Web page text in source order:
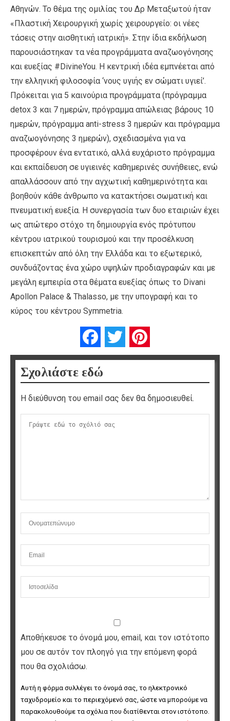
Αθηνών. Το θέμα της ομιλίας του Δρ Μεταξωτού ήταν
«Πλαστική Χειρουργική χωρίς χειρουργείο: οι νέες
τάσεις στην αισθητική ιατρική». Στην ίδια εκδήλωση
παρουσιάστηκαν τα νέα προγράμματα αναζωογόνησης
και ευεξίας #DivineYou. Η κεντρική ιδέα εμπνέεται από
την ελληνική φιλοσοφία ‘νους υγιής εν σώματι υγιεί’.
Πρόκειται για 5 καινούρια προγράμματα (πρόγραμμα
detox 3 και 7 ημερών, πρόγραμμα απώλειας βάρους 10
ημερών, πρόγραμμα anti-stress 3 ημερών και πρόγραμμα
αναζωογόνησης 3 ημερών), σχεδιασμένα για να
προσφέρουν ένα εντατικό, αλλά ευχάριστο πρόγραμμα
και εκπαίδευση σε υγιεινές καθημερινές συνήθειες, ενώ
απαλλάσσουν από την αγχωτική καθημερινότητα και
βοηθούν κάθε άνθρωπο να κατακτήσει σωματική και
πνευματική ευεξία. Η συνεργασία των δυο εταιριών έχει
ως απώτερο στόχο τη δημιουργία ενός πρότυπου
κέντρου ιατρικού τουρισμού και την προσέλκυση
επισκεπτών από όλη την Ελλάδα και το εξωτερικό,
συνδυάζοντας ένα χώρο υψηλών προδιαγραφών και με
μεγάλη εμπειρία στα θέματα ευεξίας όπως το Divani
Apollon Palace & Thalasso, με την υπογραφή και το
κύρος του κέντρου Symmetria.
FacebookTwitter
Σχολιάστε εδώ
Η διεύθυνση του email σας δεν θα δημοσιευθεί.
Αποθήκευσε το όνομά μου, email, και τον ιστότοπο
μου σε αυτόν τον πλοηγό για την επόμενη φορά
που θα σχολιάσω.
Αυτή η φόρμα συλλέγει το όνομά σας, το ηλεκτρονικό
ταχυδρομείο και το περιεχόμενό σας, ώστε να μπορούμε να
παρακολουθούμε τα σχόλια που διατίθενται στον ιστότοπο.